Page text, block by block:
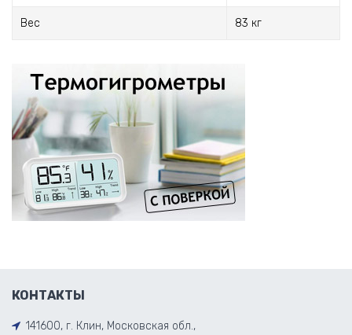
Вес 83 кг
КОНТАКТЫ
141600, г. Клин, Московская обл.,